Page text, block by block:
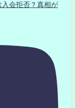
会拒否？真相が